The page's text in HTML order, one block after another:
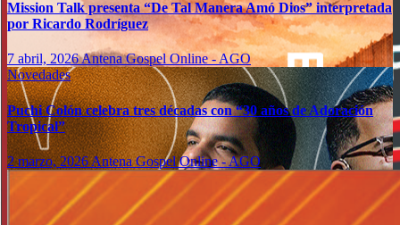
Mission Talk presenta “De Tal Manera Amó Dios” interpretada
por Ricardo Rodríguez
7 abril, 2026Antena Gospel Online - AGO
Novedades
Puchi Colón celebra tres décadas con “30 años de Adoración
Tropical”
2 marzo, 2026Antena Gospel Online - AGO